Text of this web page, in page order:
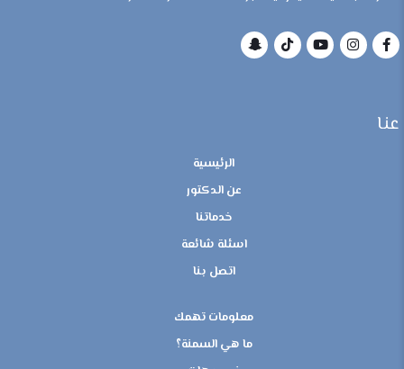
عنا
الرئيسية
عن الدكتور
خدماتنا
اسئلة شائعة
اتصل بنا
معلومات تهمك
ما هي السمنة؟